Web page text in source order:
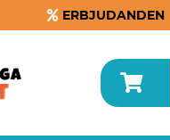
ERBJUDANDEN